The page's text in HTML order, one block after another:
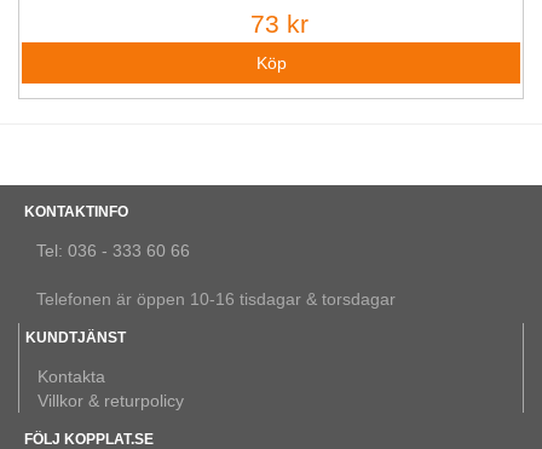
73 kr
KONTAKTINFO
Tel: 036 - 333 60 66
Telefonen är öppen 10-16 tisdagar & torsdagar
KUNDTJÄNST
Kontakta
Villkor & returpolicy
FÖLJ KOPPLAT.SE